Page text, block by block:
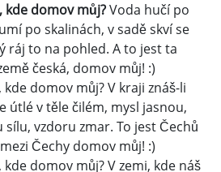
kde domov můj?Voda hučí po
po skalinách, v sadě skví se
ráj to na pohled. A to jest ta
česká, domov můj! :)
domov můj? V kraji znáš-li
útlé v těle čilém, mysl jasnou,
sílu, vzdoru zmar. To jest Čechů
Čechy domov můj! :)
domov můj? V zemi, kde náš